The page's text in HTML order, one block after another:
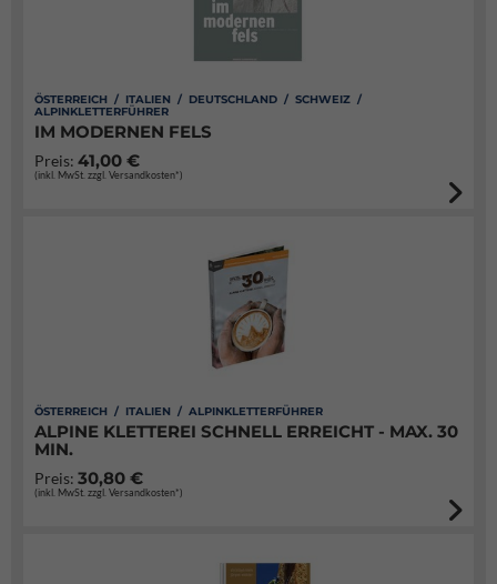
ÖSTERREICH / ITALIEN / DEUTSCHLAND / SCHWEIZ /
ALPINKLETTERFÜHRER
IM MODERNEN FELS
Preis: 41,00 €
(inkl. MwSt. zzgl. Versandkosten*)
ÖSTERREICH / ITALIEN / ALPINKLETTERFÜHRER
ALPINE KLETTEREI SCHNELL ERREICHT - MAX. 30
MIN.
Preis: 30,80 €
(inkl. MwSt. zzgl. Versandkosten*)